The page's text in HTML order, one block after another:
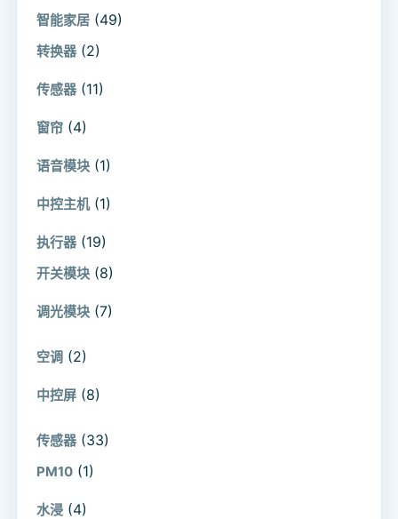
智能家居 (49)
转换器 (2)
传感器 (11)
窗帘 (4)
语音模块 (1)
中控主机 (1)
执行器 (19)
开关模块 (8)
调光模块 (7)
空调 (2)
中控屏 (8)
传感器 (33)
PM10 (1)
水浸 (4)